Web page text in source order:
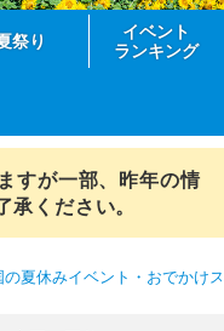
祭り
イベント
ランキング
すが一部、昨年の情
ください。
の夏休みイベント・おでかけ